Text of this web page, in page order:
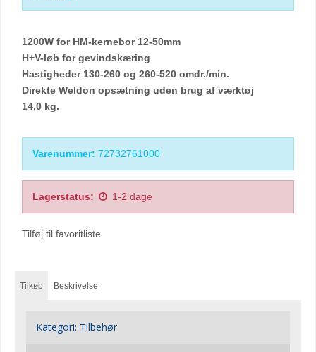
1200W for HM-kernebor 12-50mm
H+V-løb for gevindskæring
Hastigheder 130-260 og 260-520 omdr./min.
Direkte Weldon opsætning uden brug af værktøj
14,0 kg.
Varenummer: 72732761000
Lagerstatus: 1-2 dage
Tilføj til favoritliste
Tilkøb Beskrivelse
Kategori: Tilbehør